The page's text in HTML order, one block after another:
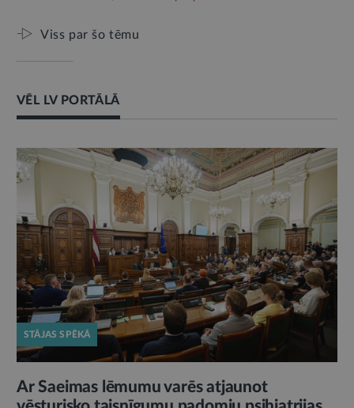
Viss par šo tēmu
VĒL LV PORTĀLĀ
STĀJAS SPĒKĀ
Ar Saeimas lēmumu varēs atjaunot